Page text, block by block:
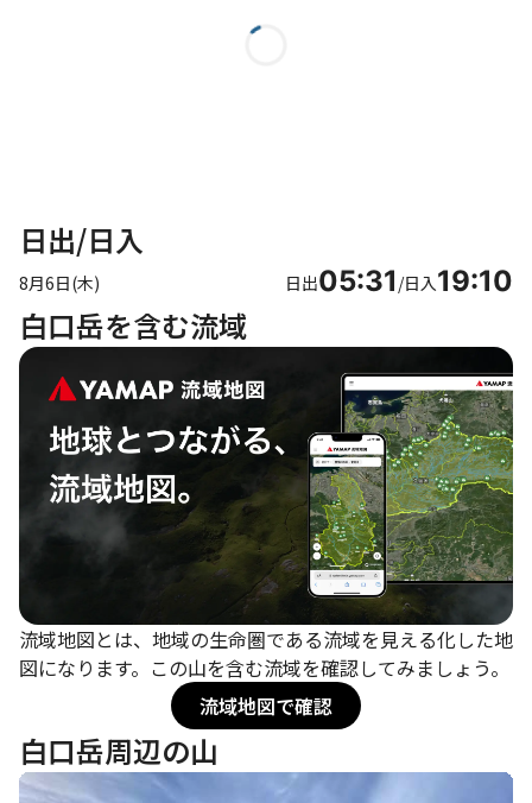
日出/日入
8月6日(木) 日出05:31 /日入19:10
白口岳を含む流域
流域地図とは、地域の生命圏である流域を見える化した地
図になります。この山を含む流域を確認してみましょう。
流域地図で確認
白口岳周辺の山